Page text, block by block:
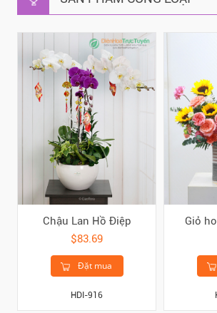
Chậu Lan Hồ Điệp
$83.69
Đặt mua
HDI-916
Giỏ